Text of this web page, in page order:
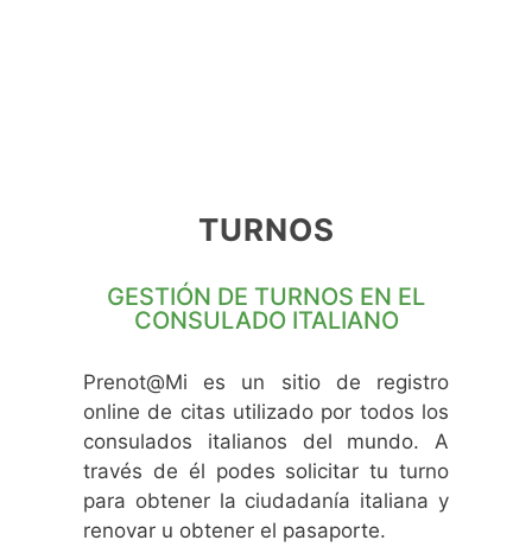
TURNOS
GESTIÓN DE TURNOS EN EL
CONSULADO ITALIANO
Prenot@Mi es un sitio de registro
online de citas utilizado por todos los
consulados italianos del mundo. A
través de él podes solicitar tu turno
para obtener la ciudadanía italiana y
renovar u obtener el pasaporte.